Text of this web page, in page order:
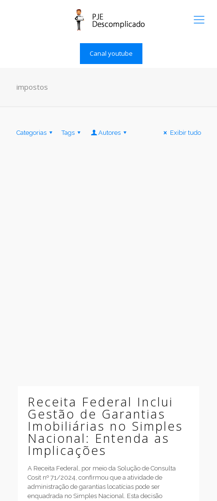
Canal youtube
impostos
Categorias Tags Autores Exibir tudo
Receita Federal Inclui
Gestão de Garantias
Imobiliárias no Simples
Nacional: Entenda as
Implicações
A Receita Federal, por meio da Solução de Consulta
Cosit nº 71/2024, confirmou que a atividade de
administração de garantias locatícias pode ser
enquadrada no Simples Nacional. Esta decisão